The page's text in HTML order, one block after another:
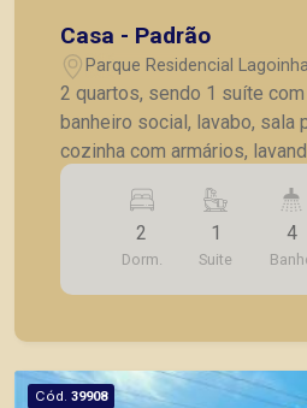
Casa - Padrão
Parque Residencial
2 quartos, sendo 1 suíte com
banheiro social, lavabo, sala
cozinha com armários,
churrasqueira, jardim, quintal,
garagem.
2
Dorm.
1
Suite
4
Cód. 39908